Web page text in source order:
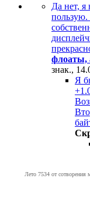
Да нет,
пользую.
флоаты,
знак.,
Я
Лето 7534 от сотворения